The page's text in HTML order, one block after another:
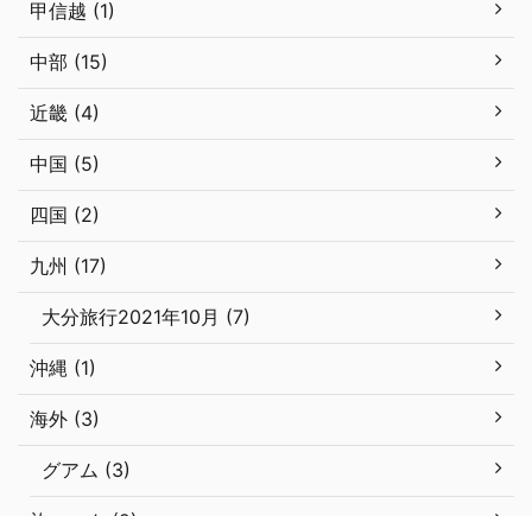
甲信越 (1)
中部 (15)
近畿 (4)
中国 (5)
四国 (2)
九州 (17)
大分旅行2021年10月 (7)
沖縄 (1)
海外 (3)
グアム (3)